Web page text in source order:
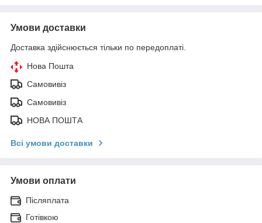
Умови доставки
Доставка здійснюється тільки по передоплаті.
Нова Пошта
Самовивіз
Самовивіз
НОВА ПОШТА
Всі умови доставки
Умови оплати
Післяплата
Готівкою